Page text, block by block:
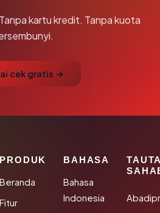
kartu kredit. Tanpa kuota
cek gratis →
PRODUK
Beranda
Fitur
BAHASA
Bahasa
Indonesia